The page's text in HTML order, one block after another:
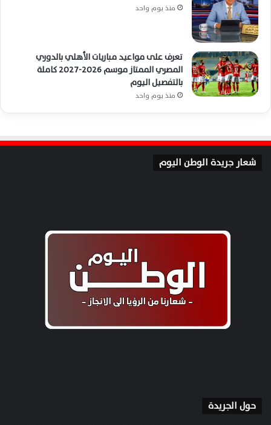
منذ يوم واحد
تعرف على مواعيد مباريات الأهلي بالدوري
المصري الممتاز موسم 2026-2027 كاملة
بالتفصيل اليوم
منذ يوم واحد
شعار جريدة الوطن اليوم
حول الجريدة